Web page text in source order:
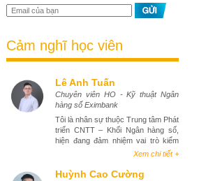
Cảm nghĩ học viên
Lê Anh Tuấn
Chuyên viên HO - Kỹ thuật Ngân
hàng số Eximbank
Tôi là nhân sự thuộc Trung tâm Phát
triển CNTT – Khối Ngân hàng số,
hiện đang đảm nhiệm vai trò kiểm
thử phần mềm (tester). Việc tham
mang lại cho tôi góc nhìn toàn diện
Xem chi tiết +
Huỳnh Cao Cường